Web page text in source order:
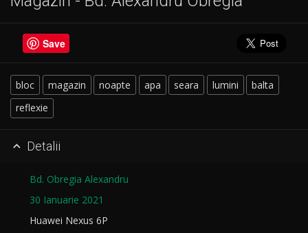
Save
bloc magazin noapte apa seara lumini
balta
reflexie
 Detalii
Bd. Obregia Alexandru
30 Ianuarie 2021
Huawei Nexus 6P